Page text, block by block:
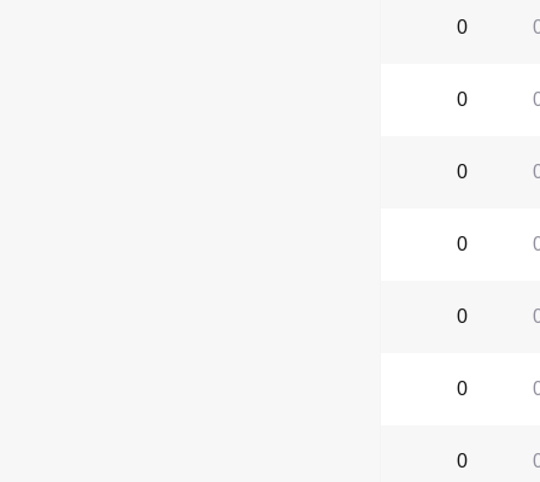
0
0
0
0
0
0
0